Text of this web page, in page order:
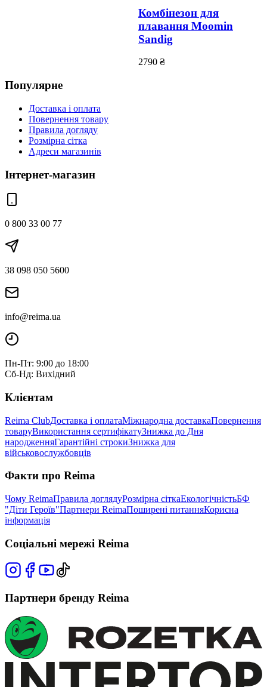
Комбінезон для
плавання Moomin
Sandig
2790 ₴
Популярне
Доставка і оплата
Повернення товару
Правила догляду
Розмірна сітка
Адреси магазинів
Інтернет-магазин
0 800 33 00 77
38 098 050 5600
info@reima.ua
Пн-Пт: 9:00 до 18:00
Сб-Нд: Вихідний
Клієнтам
Reima ClubДоставка і оплатаМіжнародна доставкаПовернення
товаруВикористання сертифікатуЗнижка до Дня
народженняГарантійні строкиЗнижка для
військовослужбовців
Факти про Reima
Чому ReimaПравила доглядуРозмірна сіткаЕкологічністьБФ
"Діти Героїв"Партнери ReimaПоширені питанняКорисна
інформація
Соціальні мережі Reima
Партнери бренду Reima